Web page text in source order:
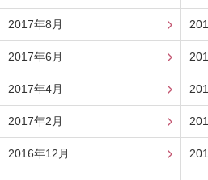
2017年8月
2017年6月
2017年4月
2017年2月
2016年12月